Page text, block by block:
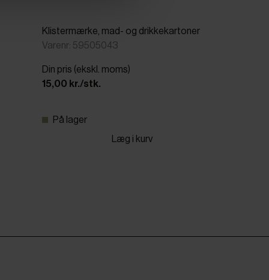
Klistermærke, mad- og drikkekartoner
Varenr: 59505043
Din pris (ekskl. moms)
15,00 kr./stk.
På lager
Læg i kurv